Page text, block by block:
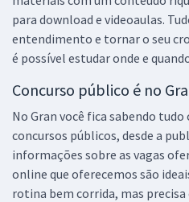
para download e videoaulas.
entendimento e tornar o seu
é possível estudar onde e
Concurso público é no
No Gran você fica sabendo tudo
concursos públicos, desde a
informações sobre as vagas
online que oferecemos são
rotina bem corrida, mas